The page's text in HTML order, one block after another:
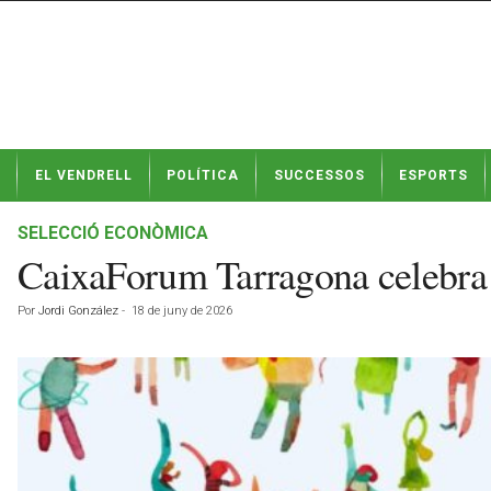
t
EL VENDRELL POLÍTICA SUCCESSOS ESPORTS
SELECCIÓ ECONÒMICA
CaixaForum Tarragona
Por Jordi González - 18 de juny de 2026